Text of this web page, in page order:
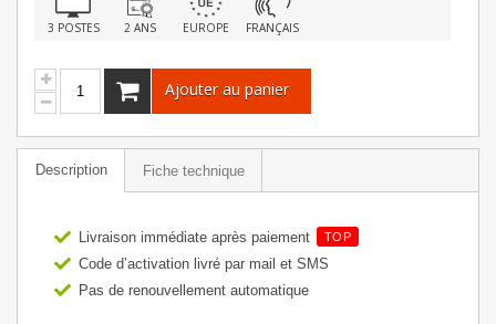
3 POSTES 2 ANS EUROPE FRANÇAIS
Ajouter au panier
Description Fiche technique
Livraison immédiate après paiement TOP
Code d’activation livré par mail et SMS
Pas de renouvellement automatique